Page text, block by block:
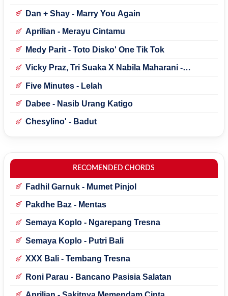
Dan + Shay - Marry You Again
Aprilian - Merayu Cintamu
Medy Parit - Toto Disko' One Tik Tok
Vicky Praz, Tri Suaka X Nabila Maharani -
Five Minutes - Lelah
Dabee - Nasib Urang Katigo
Chesylino' - Badut
RECOMENDED CHORDS
Fadhil Garnuk - Mumet Pinjol
Pakdhe Baz - Mentas
Semaya Koplo - Ngarepang Tresna
Semaya Koplo - Putri Bali
XXX Bali - Tembang Tresna
Roni Parau - Bancano Pasisia Salatan